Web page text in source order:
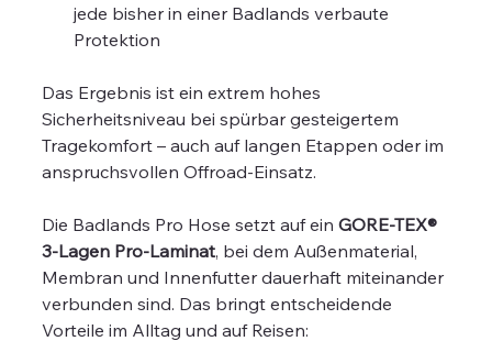
jede bisher in einer Badlands verbaute
Protektion
Das Ergebnis ist ein extrem hohes
Sicherheitsniveau bei spürbar gesteigertem
Tragekomfort – auch auf langen Etappen oder im
anspruchsvollen Offroad-Einsatz.
Die Badlands Pro Hose setzt auf einGORE-TEX®
3-Lagen Pro-Laminat, bei dem Außenmaterial,
Membran und Innenfutter dauerhaft miteinander
verbunden sind. Das bringt entscheidende
Vorteile im Alltag und auf Reisen: